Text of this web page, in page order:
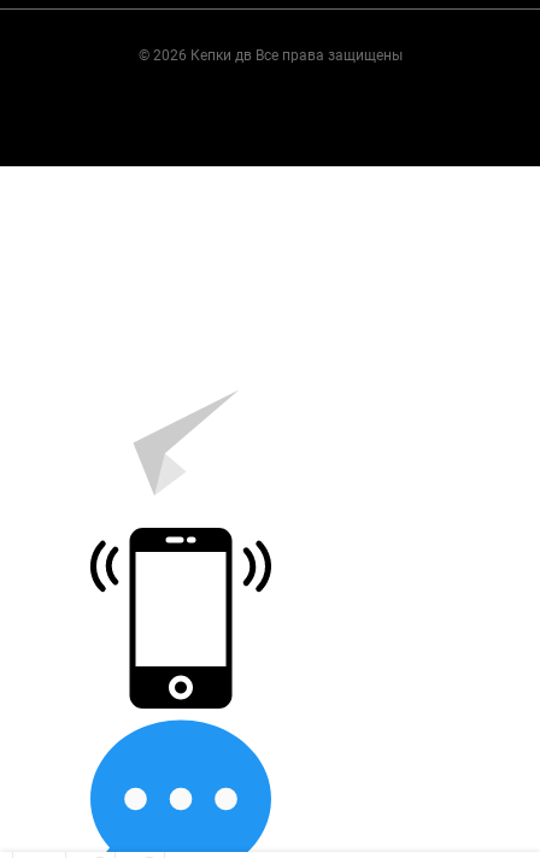
© 2026 Кепки дв Все права защищены